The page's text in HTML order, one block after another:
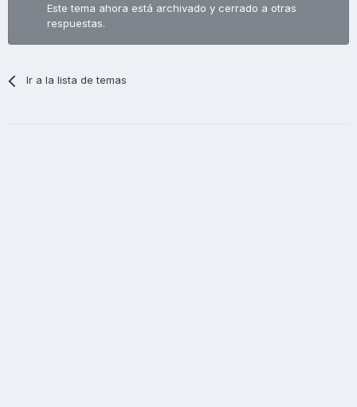
Este tema ahora está archivado y cerrado a otras
respuestas.
Ir a la lista de temas